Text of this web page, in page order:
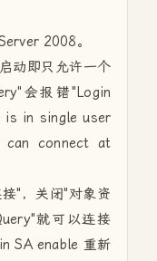
2008。
动即只允许一个
会报错"Login
is in single user
can connect at
"，关闭"对象资
就可以连接
SA enable 重新